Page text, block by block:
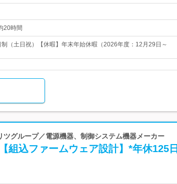
20時間
（土日祝）【休暇】年末年始休暇（2026年度：12月29日～
グループ／電源機器、制御システム機器メーカー
組込ファームウェア設計】*年休125日